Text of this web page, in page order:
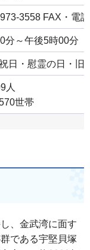
3558 FAX・電
分～午後5時00分
日・慰霊の日・旧
人
世帯
、金武湾に面す
である宇堅貝塚